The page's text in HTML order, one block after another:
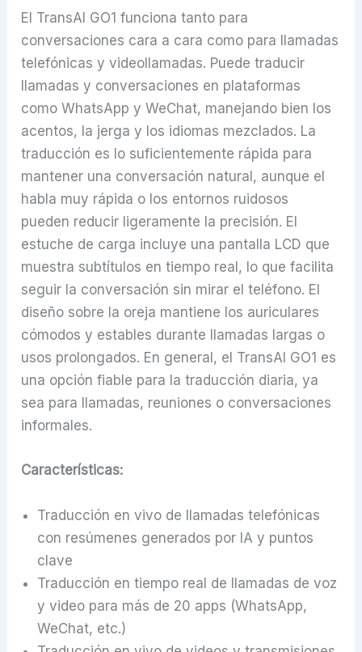
El TransAI GO1 funciona tanto para
conversaciones cara a cara como para llamadas
telefónicas y videollamadas. Puede traducir
llamadas y conversaciones en plataformas
como WhatsApp y WeChat, manejando bien los
acentos, la jerga y los idiomas mezclados. La
traducción es lo suficientemente rápida para
mantener una conversación natural, aunque el
habla muy rápida o los entornos ruidosos
pueden reducir ligeramente la precisión. El
estuche de carga incluye una pantalla LCD que
muestra subtítulos en tiempo real, lo que facilita
seguir la conversación sin mirar el teléfono. El
diseño sobre la oreja mantiene los auriculares
cómodos y estables durante llamadas largas o
usos prolongados. En general, el TransAI GO1 es
una opción fiable para la traducción diaria, ya
sea para llamadas, reuniones o conversaciones
informales.
Características:
Traducción en vivo de llamadas telefónicas
con resúmenes generados por IA y puntos
clave
Traducción en tiempo real de llamadas de voz
y video para más de 20 apps (WhatsApp,
WeChat, etc.)